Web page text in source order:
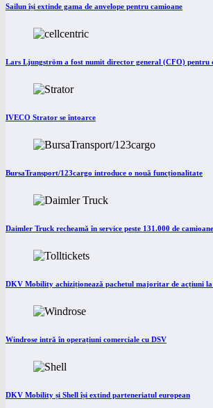
Sailun își extinde gama de anvelope pentru camioane
Lars Ljungström a fost numit director general (CFO) pentru
IVECO Strator se întoarce
BursaTransport/123cargo introduce o nouă funcționalitate
Daimler Truck recheamă în service peste 131.000 de camioane
DKV Mobility achiziționează pachetul majoritar de acțiuni
Windrose intră în operațiuni comerciale cu DSV
DKV Mobility și Shell își extind parteneriatul european